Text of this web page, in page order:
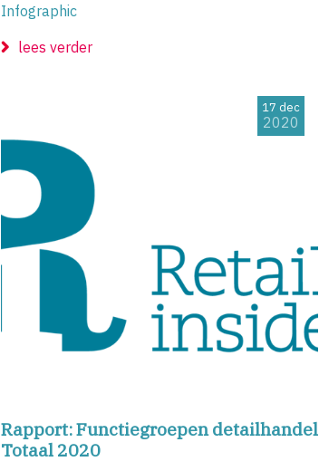
Infographic
lees verder
Rapport: Functiegroepen detailhandel
Totaal 2020
17 dec
2020